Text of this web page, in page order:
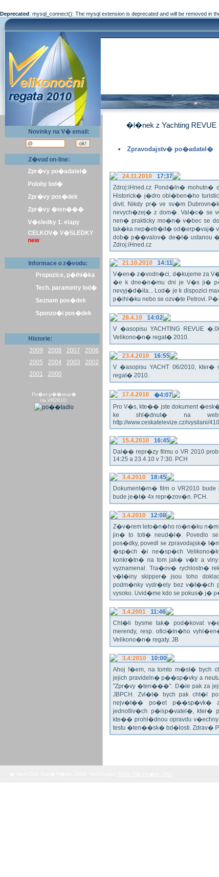
Deprecated: mysql_connect(): The mysql extension is deprecated and will be removed in
Novinky na V� email:
Z�vod on-line:
Zpr�vy po�adatel�
Polohy lod�
Zpr�vy pos�dek
Zpr�vy �ten���
V�sledky 1. etapy
CELKOV� V�SLEDKY
new
Informace o z�vodu:
Propozice, p�ihl�ka
Tech. parametry lod�
Seznam pos�dek
Sponzo�i pos�dek
Historie:
2009
2008 2007
2006
2005
2004 2003
2002
2001
2000
Po�et p��stup�
na VR2010:
�l�nek z Yachting REVUE
Zpravodajstv� po�adatel�
24.11.2010
17:37
Zdroj:iHned.cz Pond�ln�
Historick� j�dro obl�ben�ho
divit. Nikdy pr� ve sv�m
nevych�zej� z dom�. Val�c� se
nen� prakticky mo�n� v�bec se
tak�ka nep�etr�it� od�erp�vaj�
dob� p��valov� de�t� ustanou
Zdroj:iHned.cz
21.10.2010
14:11
V�en� z�vodn�ci, d�kujeme za V�
�e k dne�n�mu dni je V�s ji�
nevyj�d�ila... Lod� je k dispozici
p�ihl�ku nebo se ozv�te Petrovi.
28.4.10
14:02
V �asopisu YACHTING REVUE
Velikono�n� regat� 2010.
23.4.2010
16:55
V �asopisu YACHT 06/2010,
regat� 2010.
17.4.2010
�4:07
Pro V�s, kte�� jste dokument
ke shl�dnut� na
http://www.ceskatelevize.cz/ivysilani/
15.4.2010
16:45
Dal�� repr�zy filmu o VR 2010
14:25 a 23.4.10 v 7:30. PCH
3.4.2010
18:45
Dokument�rn� film o VR2010
bude je�t� 4x repr�zov�n. PCH.
3.4.2010
12:08
Z�v�rem leto�n�ho ro�n�ku n�m
jin� to toti� neud�l�. Povedlo
pos�dky, povedl se zpravodajsk�
�sp�ch �i ne�sp�ch
konkr�tn� na tom jak� v�tr a
vyznamenal. Tra�ov� rychlostn�
v�t�iny skipper� jsou toho
podm�nky vydr�ely bez v�t��ch
vysoko. Uvid�me kdo se pokus� j�
3.4.2001
11:46
Cht�li bysme tak� pod�kovat
merendy, resp. ofici�ln�ho
Velikono�n� regaty. JB
3.4:2010
10:00
Ahoj f�em, na tomto m�st� bych
jejich pravideln� p��sp�vky a
"Zpr�vy �ten���". D�le pak za
JBPCH. Zvl�t� bych pak cht�l
nejv�t�� po�et p��sp�vk�
jednotliv�ch p�isp�vatel�, kter�
kte�� prohl�dnou opravdu
testu �ten��sk� bd�losti. Zdrav�